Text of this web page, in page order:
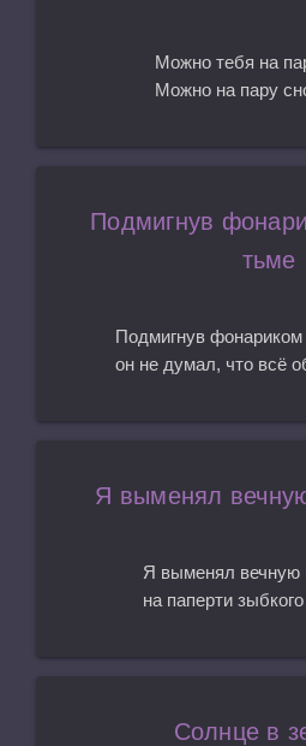
Можно тебя на
Можно на пару
Подмигнув
тьме
Подмигнув фонариком
он не думал, что всё
Я выменял
Я выменял вечную
на паперти
Солнце в